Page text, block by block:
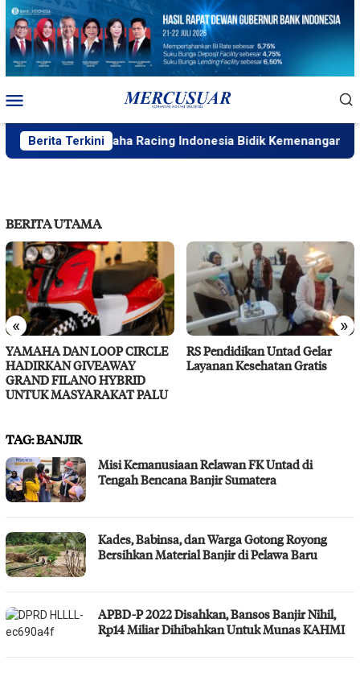
Loncat
konten
Mobile
Berita Terkini
Yamaha Racing Indonesia Bidik Kemenangan Seri 4
BERITA UTAMA
« »
YAMAHA DAN LOOP CIRCLE
HADIRKAN GIVEAWAY
GRAND FILANO HYBRID
UNTUK MASYARAKAT PALU
RS Pendidikan Untad Gelar
Layanan Kesehatan Gratis
TAG:BANJIR
Misi Kemanusiaan Relawan FK Untad di
Tengah Bencana Banjir Sumatera
Kades, Babinsa, dan Warga Gotong Royong
Bersihkan Material Banjir di Pelawa Baru
APBD-P 2022 Disahkan, Bansos Banjir Nihil,
Rp14 Miliar Dihibahkan Untuk Munas KAHMI